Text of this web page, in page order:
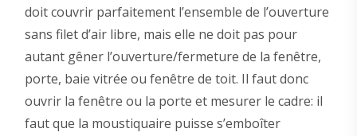
doit couvrir parfaitement l’ensemble de l’ouverture
sans filet d’air libre, mais elle ne doit pas pour
autant gêner l’ouverture/fermeture de la fenêtre,
porte, baie vitrée ou fenêtre de toit. Il faut donc
ouvrir la fenêtre ou la porte et mesurer le cadre: il
faut que la moustiquaire puisse s’emboîter